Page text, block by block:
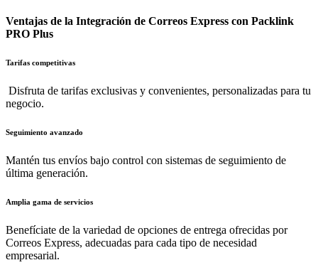
Ventajas de la Integración de Correos Express con Packlink
PRO Plus
Tarifas competitivas
Disfruta de tarifas exclusivas y convenientes, personalizadas para tu
negocio.
Seguimiento avanzado
Mantén tus envíos bajo control con sistemas de seguimiento de
última generación.
Amplia gama de servicios
Benefíciate de la variedad de opciones de entrega ofrecidas por
Correos Express, adecuadas para cada tipo de necesidad
empresarial.